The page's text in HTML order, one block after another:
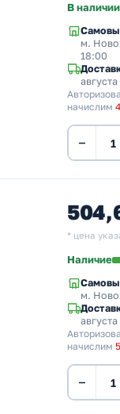
В наличии
м.
18:00
августа
начислим
−
* цена
Наличие
м.
августа
начислим
−